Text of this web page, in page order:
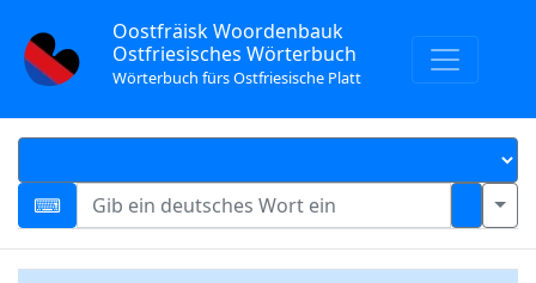
Oostfräisk Woordenbauk
Ostfriesisches Wörterbuch
Wörterbuch fürs Ostfriesische Platt